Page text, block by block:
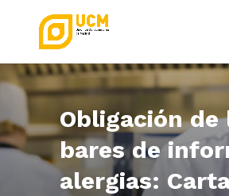
Obligación de
bares de
alergias: